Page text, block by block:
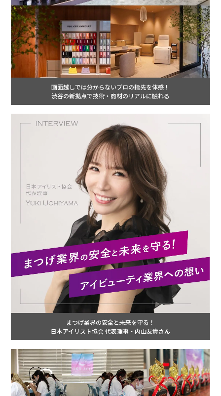
画面越しでは分からないプロの指先を体感！
渋谷の新拠点で技術・商材のリアルに触れる
まつげ業界の安全と未来を守る！
日本アイリスト協会 代表理事・内山友貴さん